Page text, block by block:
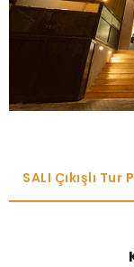
SALI Çıkışlı Tur